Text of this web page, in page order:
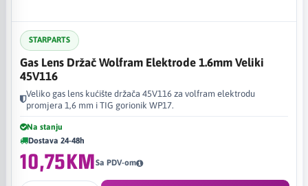
STARPARTS
Gas Lens Držač Wolfram Elektrode 1.6mm Veliki
45V116
Veliko gas lens kućište držača 45V116 za volfram elektrodu
promjera 1,6 mm i TIG gorionik WP17.
Na stanju
Dostava 24-48h
10,75KMSa PDV-om